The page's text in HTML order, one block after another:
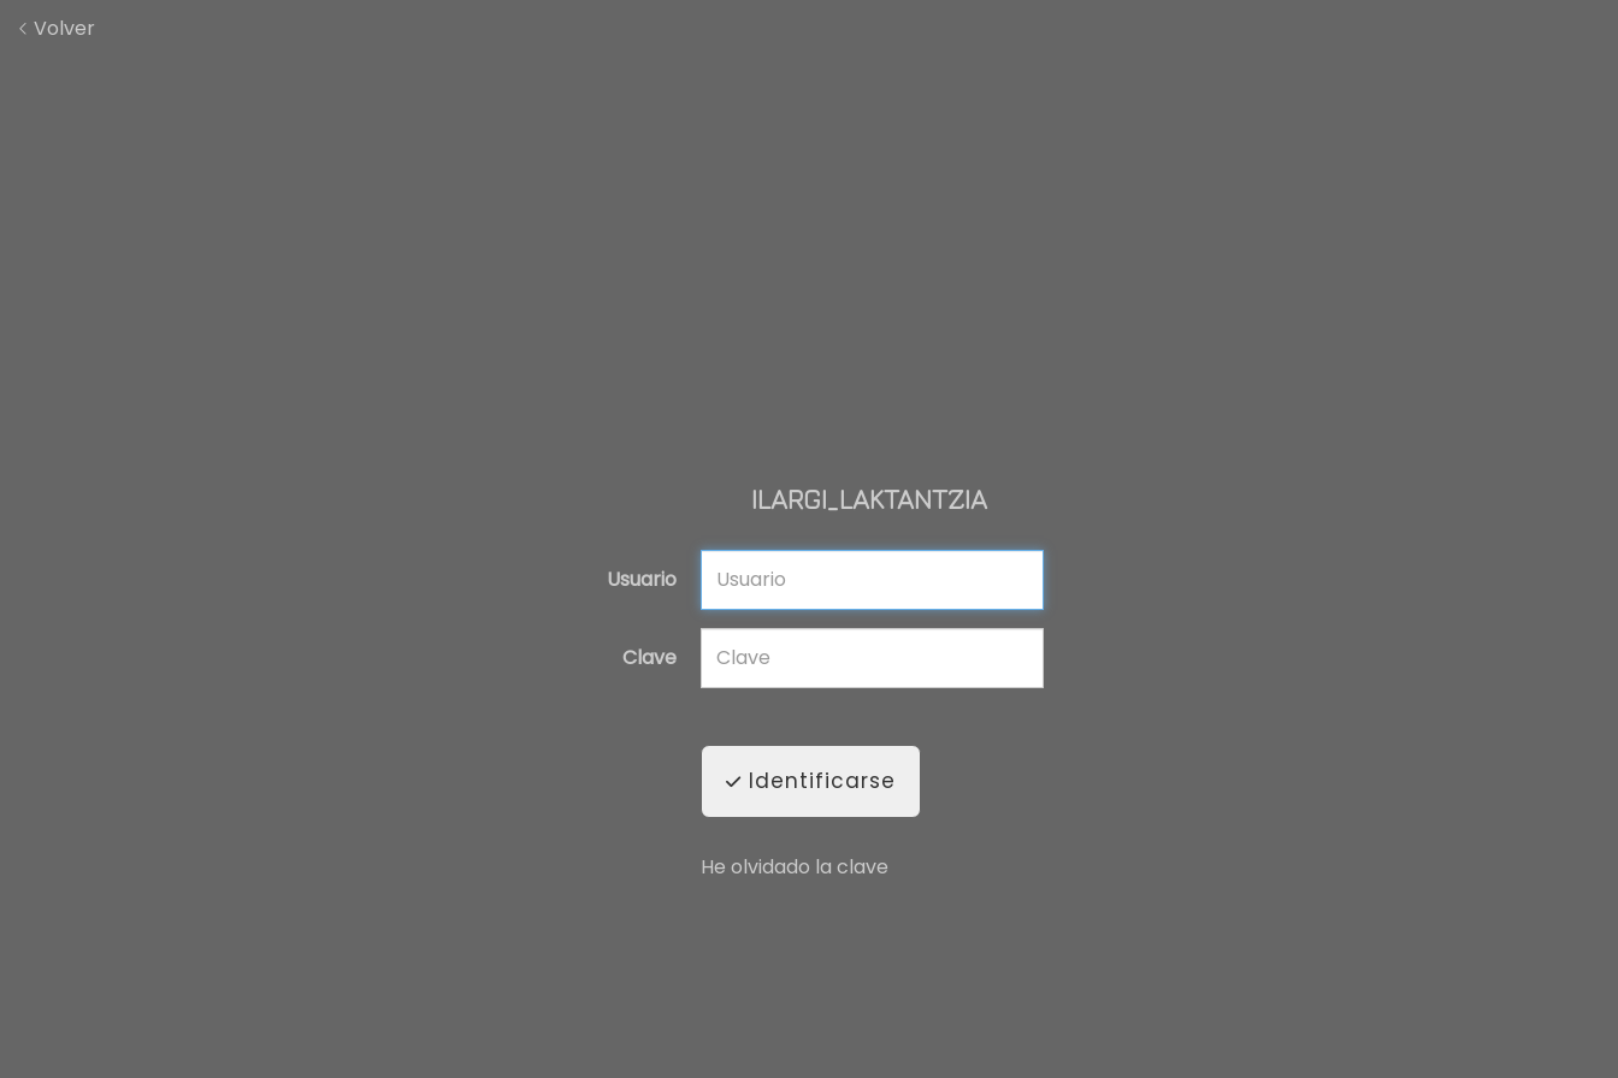
Volver
ILARGI_LAKTANTZIA
Usuario
Clave
Identificarse
He olvidado la clave